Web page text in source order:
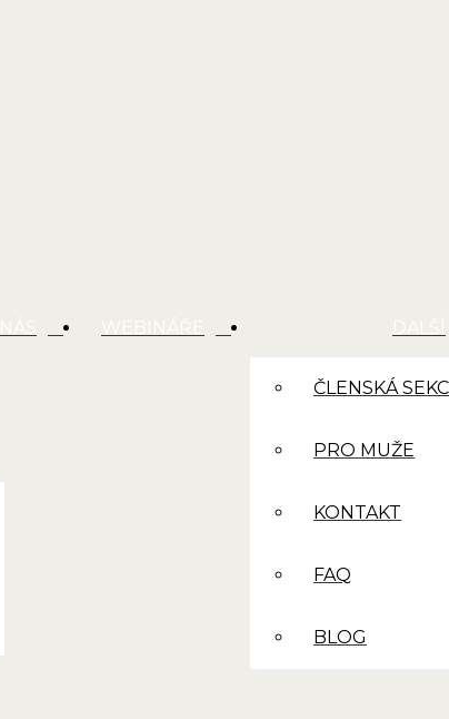
ČLENSKÁ
PRO MUŽE
KONTAKT
FAQ
BLOG